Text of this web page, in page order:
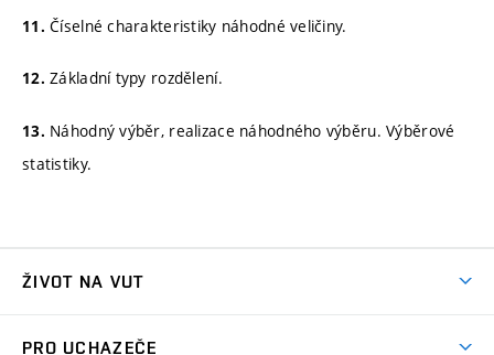
11. Číselné charakteristiky náhodné veličiny.
12. Základní typy rozdělení.
13. Náhodný výběr, realizace náhodného výběru. Výběrové
statistiky.
ŽIVOT NA VUT
PRO UCHAZEČE